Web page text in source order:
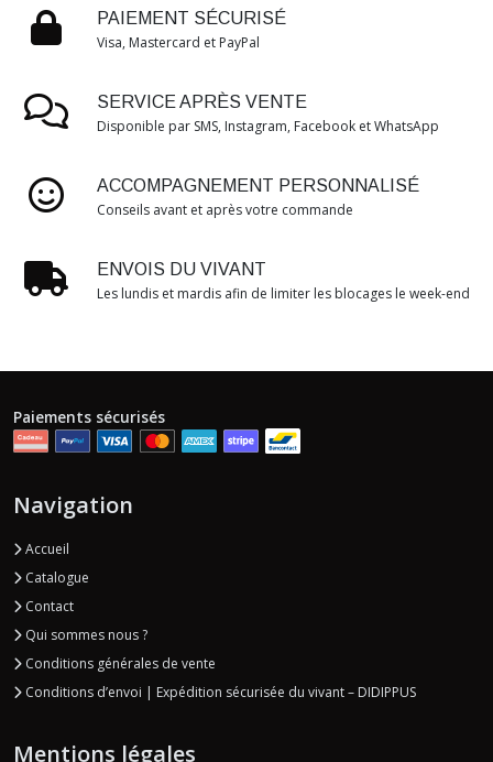
PAIEMENT SÉCURISÉ
Visa, Mastercard et PayPal
SERVICE APRÈS VENTE
Disponible par SMS, Instagram, Facebook et WhatsApp
ACCOMPAGNEMENT PERSONNALISÉ
Conseils avant et après votre commande
ENVOIS DU VIVANT
Les lundis et mardis afin de limiter les blocages le week-end
Paiements sécurisés
Navigation
Accueil
Catalogue
Contact
Qui sommes nous ?
Conditions générales de vente
Conditions d’envoi | Expédition sécurisée du vivant – DIDIPPUS
Mentions légales